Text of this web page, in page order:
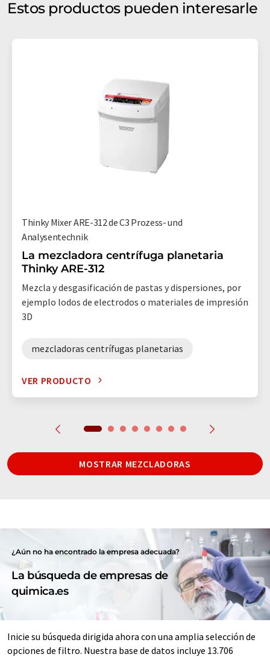
Estos productos pueden interesarle
Thinky Mixer ARE-312 de C3 Prozess- und
Analysentechnik
La mezcladora centrífuga planetaria
Thinky ARE-312
Mezcla y desgasificación de pastas y dispersiones, por
ejemplo lodos de electrodos o materiales de impresión
3D
mezcladoras centrífugas planetarias
VER PRODUCTO
MOSTRAR MEZCLADORAS
¿Aún no ha encontrado la empresa adecuada?
La búsqueda de empresas de
quimica.es
Inicie su búsqueda dirigida ahora con una amplia selección de
opciones de filtro. Nuestra base de datos incluye 13.706